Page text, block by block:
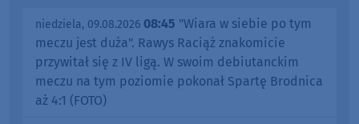
niedziela, 09.08.2026 08:45 "Wiara w siebie po tym
meczu jest duża". Rawys Raciąż znakomicie
przywitał się z IV ligą. W swoim debiutanckim
meczu na tym poziomie pokonał Spartę Brodnica
aż 4:1 (FOTO)